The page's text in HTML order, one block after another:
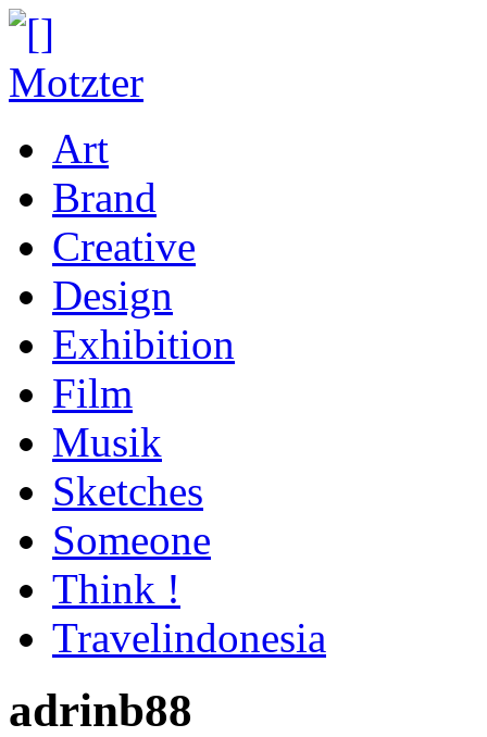
Art
Brand
Creative
Design
Exhibition
Film
Musik
Sketches
Someone
Think !
Travelindonesia
adrinb88